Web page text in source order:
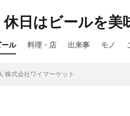
休日はビールを美
ール 料理・店 出来事 モノ
株式会社ワイマーケット